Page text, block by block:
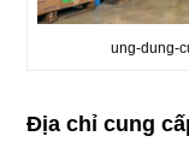
ung-dung-
Địa chỉ cung